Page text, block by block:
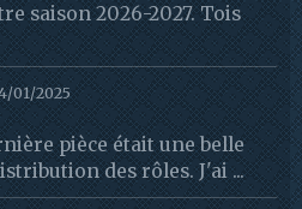
saison 2026-2027. Tois
01/2025
pièce était une belle
des rôles. J'ai ...